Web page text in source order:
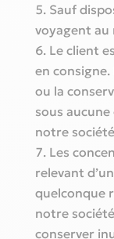
Sauf
voyagent au
Le client
en consigne.
ou la
sous
notre
Les
relevant
quelconque
notre
conserver